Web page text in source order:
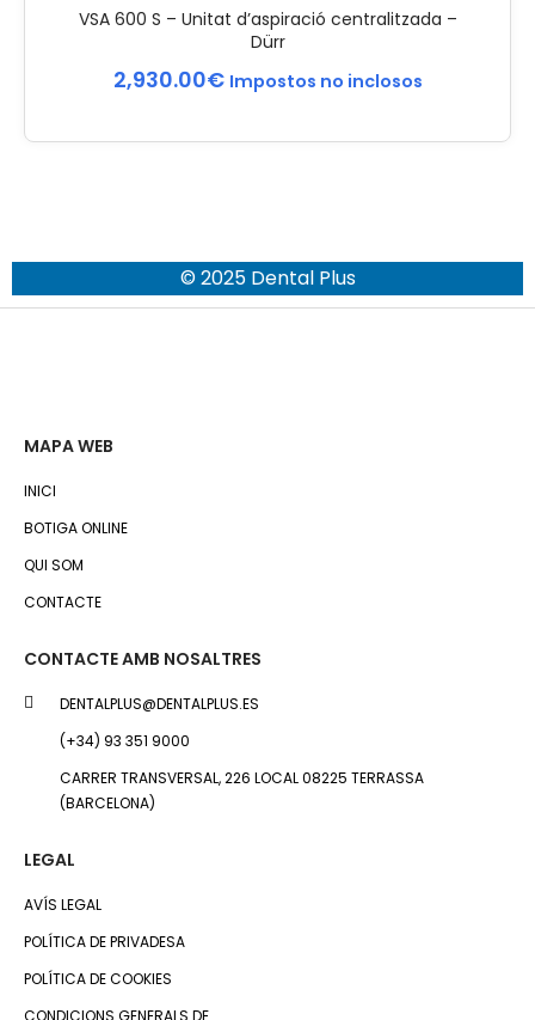
VSA 600 S – Unitat d’aspiració centralitzada –
Dürr
2,930.00€ Impostos no inclosos
© 2025 Dental Plus
MAPA WEB
INICI
BOTIGA ONLINE
QUI SOM
CONTACTE
CONTACTE AMB NOSALTRES
DENTALPLUS@DENTALPLUS.ES
(+34) 93 351 9000
CARRER TRANSVERSAL, 226 LOCAL 08225 TERRASSA
(BARCELONA)
LEGAL
AVÍS LEGAL
POLÍTICA DE PRIVADESA
POLÍTICA DE COOKIES
CONDICIONS GENERALS DE